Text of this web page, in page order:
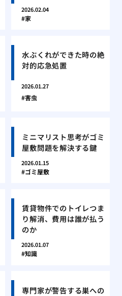
2026.02.04
家
水ぶくれができた時の絶
対的応急処置
2026.01.27
害虫
ミニマリスト思考がゴミ
屋敷問題を解決する鍵
2026.01.15
ゴミ屋敷
賃貸物件でのトイレつま
り解消、費用は誰が払う
のか
2026.01.07
知識
専門家が警告する巣への